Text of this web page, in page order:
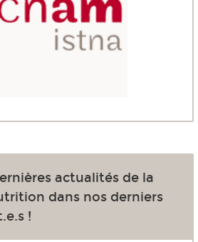
actualités de la
dans nos derniers
!